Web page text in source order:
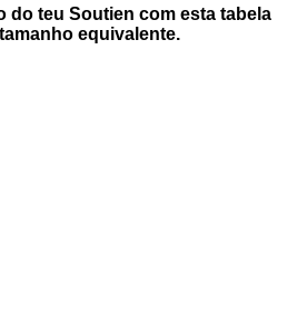
do teu Soutien com esta tabela
equivalente.